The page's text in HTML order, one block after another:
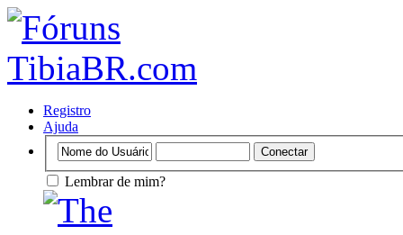
Registro
Ajuda
Lembrar de mim?